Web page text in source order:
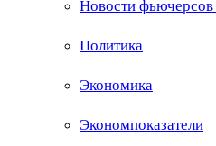
Новости
Политика
Экономика
Экономпоказатели